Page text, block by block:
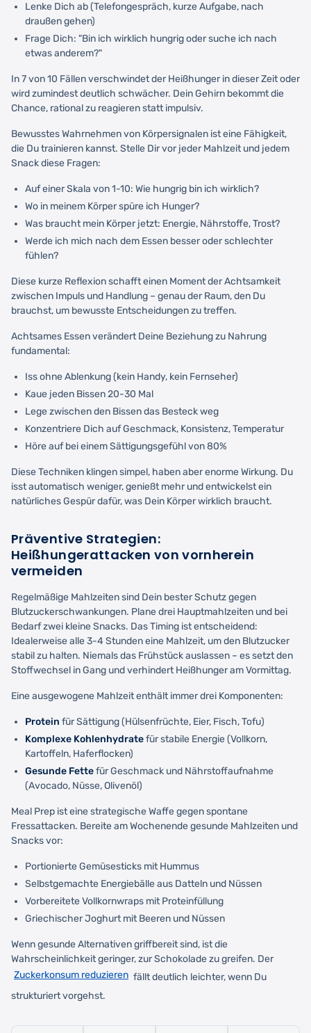
Lenke Dich ab (Telefongespräch, kurze Aufgabe, nach
draußen gehen)
Frage Dich: "Bin ich wirklich hungrig oder suche ich nach
etwas anderem?"
In 7 von 10 Fällen verschwindet der Heißhunger in dieser Zeit oder
wird zumindest deutlich schwächer. Dein Gehirn bekommt die
Chance, rational zu reagieren statt impulsiv.
Bewusstes Wahrnehmen von Körpersignalen ist eine Fähigkeit,
die Du trainieren kannst. Stelle Dir vor jeder Mahlzeit und jedem
Snack diese Fragen:
Auf einer Skala von 1-10: Wie hungrig bin ich wirklich?
Wo in meinem Körper spüre ich Hunger?
Was braucht mein Körper jetzt: Energie, Nährstoffe, Trost?
Werde ich mich nach dem Essen besser oder schlechter
fühlen?
Diese kurze Reflexion schafft einen Moment der Achtsamkeit
zwischen Impuls und Handlung – genau der Raum, den Du
brauchst, um bewusste Entscheidungen zu treffen.
Achtsames Essen verändert Deine Beziehung zu Nahrung
fundamental:
Iss ohne Ablenkung (kein Handy, kein Fernseher)
Kaue jeden Bissen 20-30 Mal
Lege zwischen den Bissen das Besteck weg
Konzentriere Dich auf Geschmack, Konsistenz, Temperatur
Höre auf bei einem Sättigungsgefühl von 80%
Diese Techniken klingen simpel, haben aber enorme Wirkung. Du
isst automatisch weniger, genießt mehr und entwickelst ein
natürliches Gespür dafür, was Dein Körper wirklich braucht.
Präventive Strategien:
Heißhungerattacken von vornherein
vermeiden
Regelmäßige Mahlzeiten sind Dein bester Schutz gegen
Blutzuckerschwankungen. Plane drei Hauptmahlzeiten und bei
Bedarf zwei kleine Snacks. Das Timing ist entscheidend:
Idealerweise alle 3-4 Stunden eine Mahlzeit, um den Blutzucker
stabil zu halten. Niemals das Frühstück auslassen – es setzt den
Stoffwechsel in Gang und verhindert Heißhunger am Vormittag.
Eine ausgewogene Mahlzeit enthält immer drei Komponenten:
Protein für Sättigung (Hülsenfrüchte, Eier, Fisch, Tofu)
Komplexe Kohlenhydratefür stabile Energie (Vollkorn,
Kartoffeln, Haferflocken)
Gesunde Fettefür Geschmack und Nährstoffaufnahme
(Avocado, Nüsse, Olivenöl)
Meal Prep ist eine strategische Waffe gegen spontane
Fressattacken. Bereite am Wochenende gesunde Mahlzeiten und
Snacks vor:
Portionierte Gemüsesticks mit Hummus
Selbstgemachte Energiebälle aus Datteln und Nüssen
Vorbereitete Vollkornwraps mit Proteinfüllung
Griechischer Joghurt mit Beeren und Nüssen
Wenn gesunde Alternativen griffbereit sind, ist die
Wahrscheinlichkeit geringer, zur Schokolade zu greifen. Der
Zuckerkonsum reduzieren fällt deutlich leichter, wenn Du
strukturiert vorgehst.